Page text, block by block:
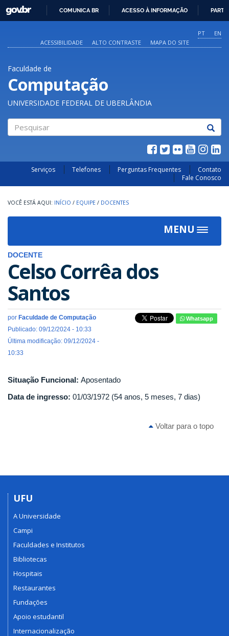
O
CONTEÚDO
GOVBR
COMUNICA BR ACESSO À INFORMAÇÃO
PT
EN
ACESSIBILIDADE
ALTO CONTRASTE MAPA DO SITE
Faculdade de
Computação
UNIVERSIDADE FEDERAL DE UBERLÂNDIA
Serviços Telefones Perguntas Frequentes
Contato
Fale Conosco
INÍCIO / EQUIPE / DOCENTES
MENU
Toggle
DOCENTE
Celso Corrêa dos
Santos
por Faculdade de Computação
Publicado: 09/12/2024 - 10:33
Última modificação: 09/12/2024 -
10:33
Whatsapp
Situação Funcional: Aposentado
Data de ingresso: 01/03/1972 (54 anos, 5 meses, 7 dias)
Voltar para o topo
UFU
A Universidade
Campi
Faculdades e Institutos
Bibliotecas
Hospitais
Restaurantes
Fundações
Apoio estudantil
Internacionalização